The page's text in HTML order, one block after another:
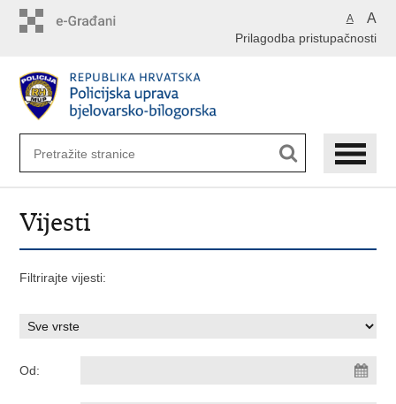
A A
Prilagodba pristupačnosti
Vijesti
Filtrirajte vijesti:
Od: